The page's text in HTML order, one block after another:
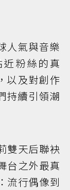
人氣與音樂
粉絲的真
以及對創作
持續引領潮
雙天后聯袂
台之外最真
流行偶像到